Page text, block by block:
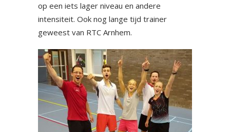
op een iets lager niveau en andere
intensiteit. Ook nog lange tijd trainer
geweest van RTC Arnhem.